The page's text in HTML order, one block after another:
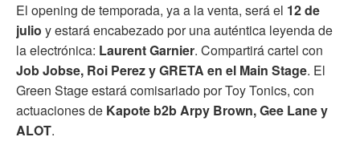
El opening de temporada, ya a la venta, será el 12 de
julio y estará encabezado por una auténtica leyenda de
la electrónica: Laurent Garnier. Compartirá cartel con
Job Jobse, Roi Perez y GRETA en el Main Stage. El
Green Stage estará comisariado por Toy Tonics, con
actuaciones de Kapote b2b Arpy Brown, Gee Lane y
ALOT.